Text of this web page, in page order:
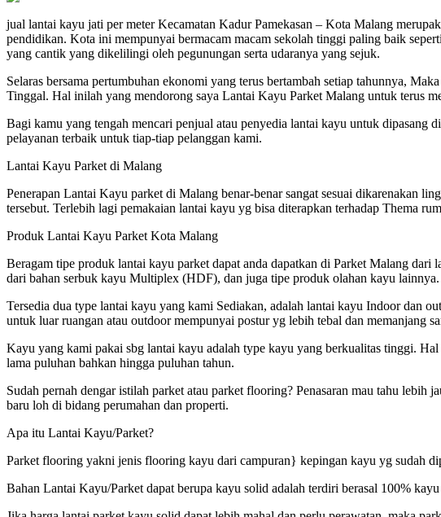
jual lantai kayu jati per meter Kecamatan Kadur Pamekasan – Kota Malang
pendidikan. Kota ini mempunyai bermacam macam sekolah tinggi paling baik
yang cantik yang dikelilingi oleh pegunungan serta udaranya yang sejuk.
Selaras bersama pertumbuhan ekonomi yang terus bertambah setiap tahunnya,
Tinggal. Hal inilah yang mendorong saya Lantai Kayu Parket Malang untuk terus
Bagi kamu yang tengah mencari penjual atau penyedia lantai kayu untuk
pelayanan terbaik untuk tiap-tiap pelanggan kami.
Lantai Kayu Parket di Malang
Penerapan Lantai Kayu parket di Malang benar-benar sangat sesuai dikarenakan
tersebut. Terlebih lagi pemakaian lantai kayu yg bisa diterapkan terhadap Thema
Produk Lantai Kayu Parket Kota Malang
Beragam tipe produk lantai kayu parket dapat anda dapatkan di Parket Malang
dari bahan serbuk kayu Multiplex (HDF), dan juga tipe produk olahan kayu lainnya.
Tersedia dua type lantai kayu yang kami Sediakan, adalah lantai kayu Indoor dan
untuk luar ruangan atau outdoor mempunyai postur yg lebih tebal dan memanjang
Kayu yang kami pakai sbg lantai kayu adalah type kayu yang berkualitas tinggi.
lama puluhan bahkan hingga puluhan tahun.
Sudah pernah dengar istilah parket atau parket flooring? Penasaran mau tahu
baru loh di bidang perumahan dan properti.
Apa itu Lantai Kayu/Parket?
Parket flooring yakni jenis flooring kayu dari campuran} kepingan kayu yg sudah
Bahan Lantai Kayu/Parket dapat berupa kayu solid adalah terdiri berasal 100%